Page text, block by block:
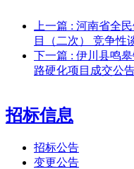
上一篇 : 河南省全
目（二次） 竞争性
下一篇 : 伊川县鸣
路硬化项目成交公
招标信息
招标公告
变更公告